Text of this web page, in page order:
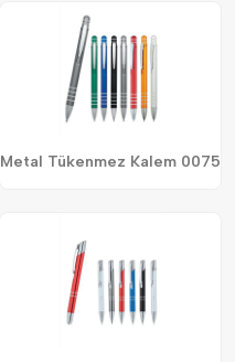
Metal Tükenmez Kalem 0075